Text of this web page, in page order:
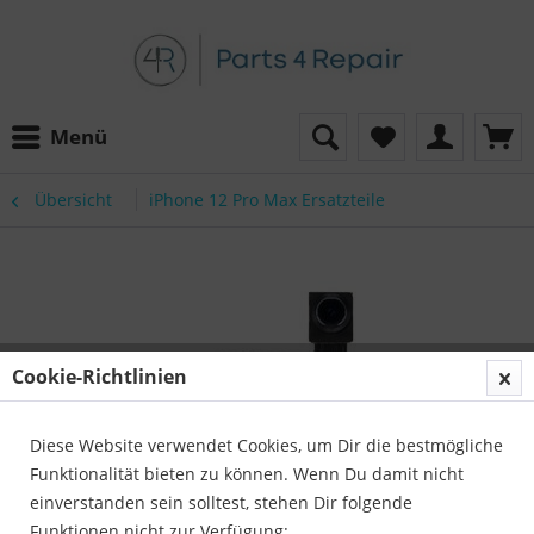
Menü
Übersicht iPhone 12 Pro Max Ersatzteile
Cookie-Richtlinien
Diese Website verwendet Cookies, um Dir die bestmögliche
Funktionalität bieten zu können. Wenn Du damit nicht
einverstanden sein solltest, stehen Dir folgende